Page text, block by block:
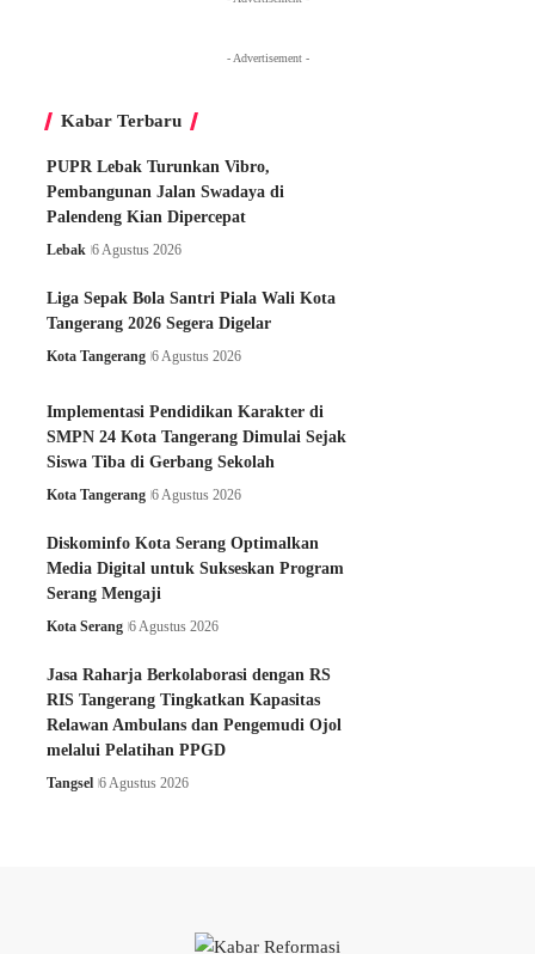
- Advertisement -
- Advertisement -
Kabar Terbaru
PUPR Lebak Turunkan Vibro,
Pembangunan Jalan Swadaya di
Palendeng Kian Dipercepat
Lebak 6 Agustus 2026
Liga Sepak Bola Santri Piala Wali Kota
Tangerang 2026 Segera Digelar
Kota Tangerang 6 Agustus 2026
Implementasi Pendidikan Karakter di
SMPN 24 Kota Tangerang Dimulai Sejak
Siswa Tiba di Gerbang Sekolah
Kota Tangerang 6 Agustus 2026
Diskominfo Kota Serang Optimalkan
Media Digital untuk Sukseskan Program
Serang Mengaji
Kota Serang 6 Agustus 2026
Jasa Raharja Berkolaborasi dengan RS
RIS Tangerang Tingkatkan Kapasitas
Relawan Ambulans dan Pengemudi Ojol
melalui Pelatihan PPGD
Tangsel 6 Agustus 2026